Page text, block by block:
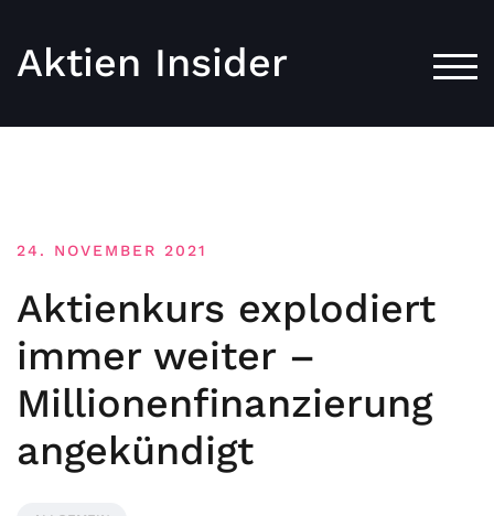
Aktien Insider
24. NOVEMBER 2021
Aktienkurs explodiert
immer weiter –
Millionenfinanzierung
angekündigt